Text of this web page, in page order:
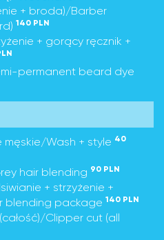
+ broda)/Barber
140 PLN
+ gorący ręcznik +
permanent beard dye
męskie/Wash + style 40
hair blending 90 PLN
+ strzyżenie +
blending package 140 PLN
Clipper cut (all